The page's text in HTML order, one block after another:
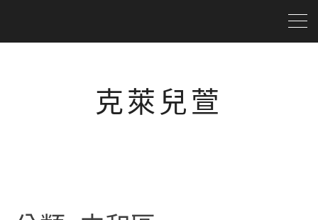
克萊兒萱